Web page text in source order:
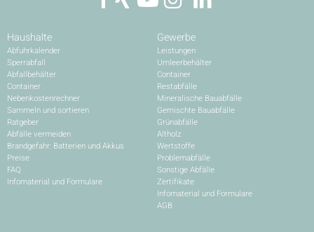
Haushalte
Abfuhrkalender
Sperrabfall
Abfallbehälter
Container
Nebenkostenrechner
Sammeln und sortieren
Ratgeber
Abfälle vermeiden
Brandgefahr: Batterien und Akkus
Preise
FAQ
Infomaterial und Formulare
Gewerbe
Leistungen
Umleerbehälter
Container
Restabfälle
Mineralische Bauabfälle
Gemischte Bauabfälle
Grünabfälle
Altholz
Wertstoffe
Problemabfälle
Sonstige Abfälle
Zertifikate
Infomaterial und Formulare
AGB